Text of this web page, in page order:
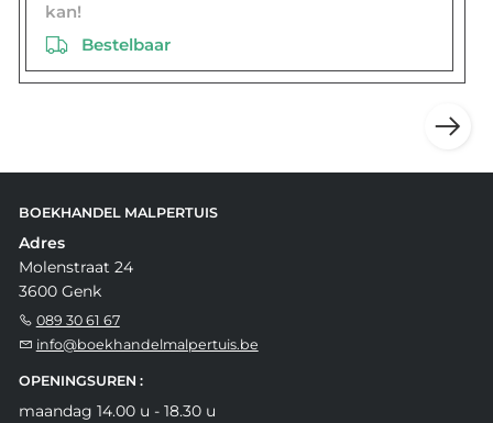
kan!
Bestelbaar
BOEKHANDEL MALPERTUIS
Adres
Molenstraat 24
3600 Genk
089 30 61 67
info@boekhandelmalpertuis.be
OPENINGSUREN :
maandag 14.00 u - 18.30 u